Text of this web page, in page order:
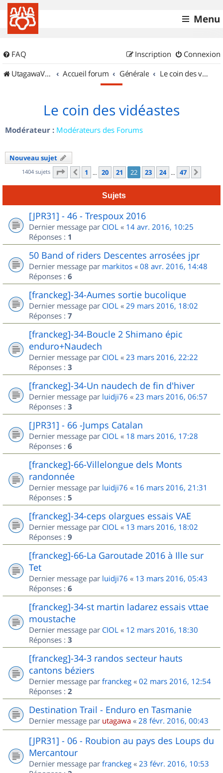
Menu
FAQ Connexion
Inscription
UtagawaVTT (Randos VTT et VTTAE avec traces GPS)
Accueil forum Générale Le coin des vidéastes
Le coin des vidéastes
Modérateur : Modérateurs des Forums
Nouveau sujet
1404 sujets Page 22 sur47
Précédent
1 … 20 21 22 23 24 … 47
Sujets
[JPR31] - 46 - Trespoux 2016
Dernier message par CIOL « 14 avr. 2016, 10:25
Réponses : 1
50 Band of riders Descentes arrosées jpr
Dernier message par markitos « 08 avr. 2016, 14:48
Réponses : 6
[franckeg]-34-Aumes sortie bucolique
Dernier message par CIOL « 29 mars 2016, 18:02
Réponses : 7
[franckeg]-34-Boucle 2 Shimano épic
enduro+Naudech
Dernier message par CIOL « 23 mars 2016, 22:22
Réponses : 3
[franckeg]-34-Un naudech de fin d'hiver
Dernier message par luidji76 « 23 mars 2016, 06:57
Réponses : 3
[JPR31] - 66 -Jumps Catalan
Dernier message par CIOL « 18 mars 2016, 17:28
Réponses : 6
[franckeg]-66-Villelongue dels Monts
randonnée
Dernier message par luidji76 « 16 mars 2016, 21:31
Réponses : 5
[franckeg]-34-ceps olargues essais VAE
Dernier message par CIOL « 13 mars 2016, 18:02
Réponses : 9
[franckeg]-66-La Garoutade 2016 à Ille sur
Tet
Dernier message par luidji76 « 13 mars 2016, 05:43
Réponses : 6
[franckeg]-34-st martin ladarez essais vttae
moustache
Dernier message par CIOL « 12 mars 2016, 18:30
Réponses : 3
[franckeg]-34-3 randos secteur hauts
cantons béziers
Dernier message par franckeg « 02 mars 2016, 12:54
Réponses : 2
Destination Trail - Enduro en Tasmanie
Dernier message par utagawa « 28 févr. 2016, 00:43
[JPR31] - 06 - Roubion au pays des Loups du
Mercantour
Dernier message par franckeg « 23 févr. 2016, 10:53